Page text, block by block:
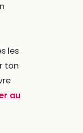
les
ton
au